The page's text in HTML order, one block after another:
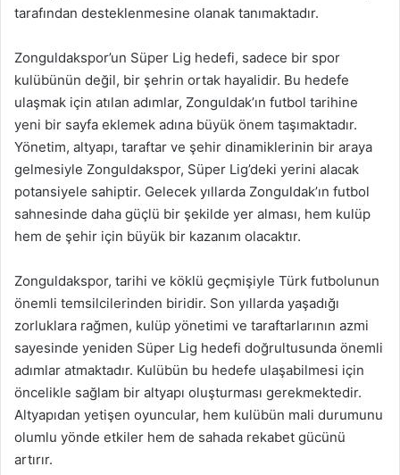
tarafından desteklenmesine olanak tanımaktadır.
Zonguldakspor’un Süper Lig hedefi, sadece bir spor
kulübünün değil, bir şehrin ortak hayalidir. Bu hedefe
ulaşmak için atılan adımlar, Zonguldak’ın futbol tarihine
yeni bir sayfa eklemek adına büyük önem taşımaktadır.
Yönetim, altyapı, taraftar ve şehir dinamiklerinin bir araya
gelmesiyle Zonguldakspor, Süper Lig’deki yerini alacak
potansiyele sahiptir. Gelecek yıllarda Zonguldak’ın futbol
sahnesinde daha güçlü bir şekilde yer alması, hem kulüp
hem de şehir için büyük bir kazanım olacaktır.
Zonguldakspor, tarihi ve köklü geçmişiyle Türk futbolunun
önemli temsilcilerinden biridir. Son yıllarda yaşadığı
zorluklara rağmen, kulüp yönetimi ve taraftarlarının azmi
sayesinde yeniden Süper Lig hedefi doğrultusunda önemli
adımlar atmaktadır. Kulübün bu hedefe ulaşabilmesi için
öncelikle sağlam bir altyapı oluşturması gerekmektedir.
Altyapıdan yetişen oyuncular, hem kulübün mali durumunu
olumlu yönde etkiler hem de sahada rekabet gücünü
artırır.